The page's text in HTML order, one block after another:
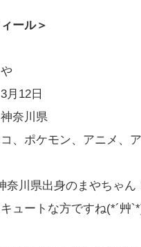
ール＞
月12日
奈川県
、ポケモン、アニメ、
奈川県出身のまやちゃん
ュートな方ですね(*´艸